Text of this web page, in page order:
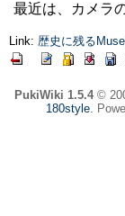
最近は、カメラ
Link: 歴史に残る
PukiWiki 1.5.4©
180style.